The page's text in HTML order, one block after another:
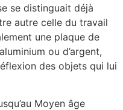
se distinguait déjà
autre celle du travail
une plaque de
ou d’argent,
des objets qui lui
Moyen âge